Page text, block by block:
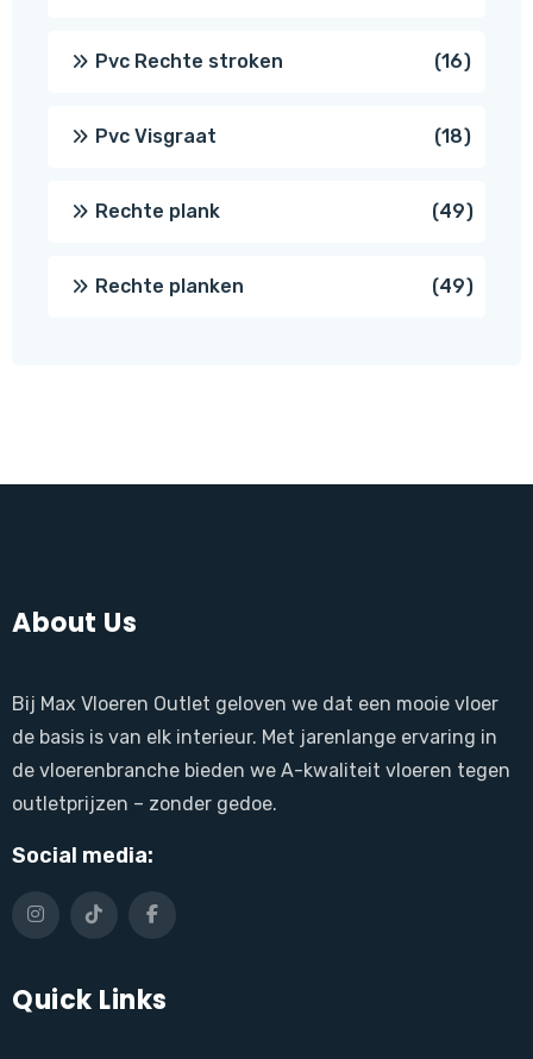
Pvc Rechte stroken 1616
Pvc Visgraat 1818
Rechte plank 4949
Rechte planken 4949
About Us
Bij Max Vloeren Outlet geloven we dat een mooie vloer
de basis is van elk interieur. Met jarenlange ervaring in
de vloerenbranche bieden we A-kwaliteit vloeren tegen
outletprijzen – zonder gedoe.
Social media:
Quick Links